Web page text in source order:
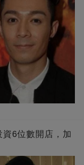
6位數開店，加